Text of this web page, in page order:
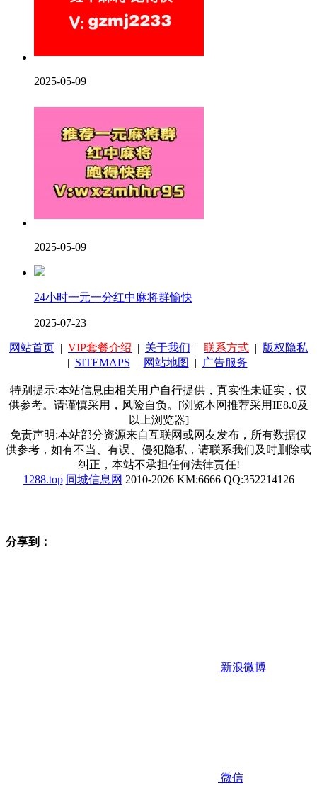
2025-05-09
2025-05-09
24小时一元一分红中麻将群愉快
2025-07-23
网站首页 | VIP套餐介绍 | 关于我们 | 联系方式 | 版权隐私
| SITEMAPS | 网站地图 | 广告服务
特别提示:本站信息由相关用户自行提供，真实性未证实，仅
供参考。请谨慎采用，风险自负。[浏览本网推荐采用IE8.0及
以上浏览器]
免责声明:本站部分资源来自互联网或网友发布，所有数据仅
供参考，如有不当、有误、侵犯隐私，请联系我们及时删除或
纠正，本站不承担任何法律责任!
1288.top 同城信息网 2010-2026 KM:6666 QQ:352214126
分享到：
新浪微博
微信